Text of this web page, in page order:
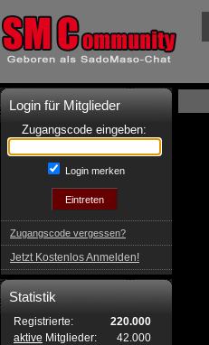
Login für Mitglieder
Zugangscode eingeben:
Login merken
Zugangscode vergessen?
Jetzt Kostenlos Anmelden!
Statistik
Registrierte:
220.000
aktive Mitglieder:
42.000